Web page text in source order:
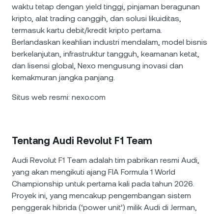
waktu tetap dengan yield tinggi, pinjaman beragunan
kripto, alat trading canggih, dan solusi likuiditas,
termasuk kartu debit/kredit kripto pertama.
Berlandaskan keahlian industri mendalam, model bisnis
berkelanjutan, infrastruktur tangguh, keamanan ketat,
dan lisensi global, Nexo mengusung inovasi dan
kemakmuran jangka panjang.
Situs web resmi: nexo.com
Tentang Audi Revolut F1 Team
Audi Revolut F1 Team adalah tim pabrikan resmi Audi,
yang akan mengikuti ajang FIA Formula 1 World
Championship untuk pertama kali pada tahun 2026.
Proyek ini, yang mencakup pengembangan sistem
penggerak hibrida (‘power unit’) milik Audi di Jerman,